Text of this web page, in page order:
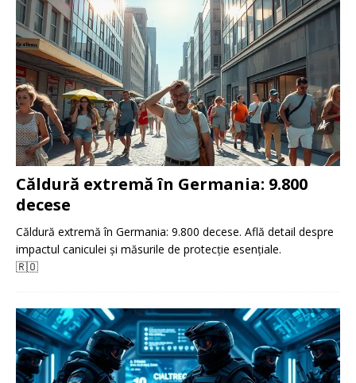
Căldură extremă în Germania: 9.800
decese
Căldură extremă în Germania: 9.800 decese. Află detail despre
impactul caniculei și măsurile de protecție esențiale.
🇷🇴